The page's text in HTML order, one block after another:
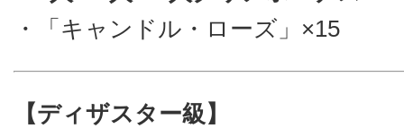
・「キャンドル・ローズ」×15
【ディザスター級】